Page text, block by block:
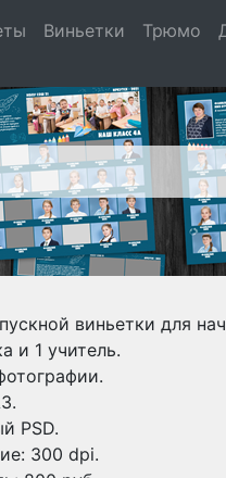
Виньетки Трюмо
виньетки для
и 1 учитель.
PSD.
300 dpi.